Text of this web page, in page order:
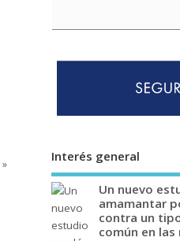
»
Interés general
Un nuevo
amamantar
contra un
común en las